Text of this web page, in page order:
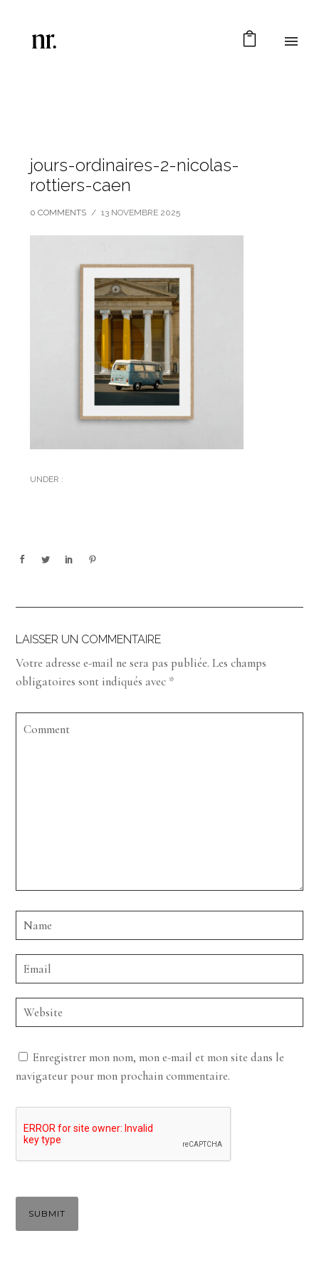
jours-ordinaires-2-nicolas-
rottiers-caen
0 COMMENTS / 13 NOVEMBRE 2025
UNDER :
LAISSER UN COMMENTAIRE
Votre adresse e-mail ne sera pas publiée. Les champs
obligatoires sont indiqués avec *
Enregistrer mon nom, mon e-mail et mon site dans le
navigateur pour mon prochain commentaire.